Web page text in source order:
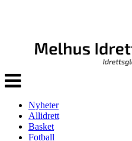
Veksle
navigasjon
Nyheter
Allidrett
Basket
Fotball